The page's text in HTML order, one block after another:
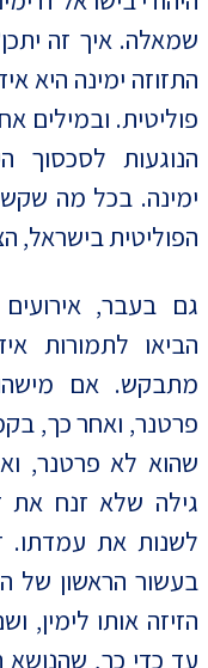
שמאלה. איך זה
התזוזה ימינה היא
פוליטית. ובמילים
הנוגעות לסכסוך
ימינה. בכל מה
הפוליטית בישראל,
גם בעבר, אירועים
הביאו לתמורות
מתבקש. אם
שהוא לא פרטנר,
גילה שלא זנח את
לשנות את עמדתו.
בעשור הראשון של
הזיזה אותו לימין,
עד כדי כך,